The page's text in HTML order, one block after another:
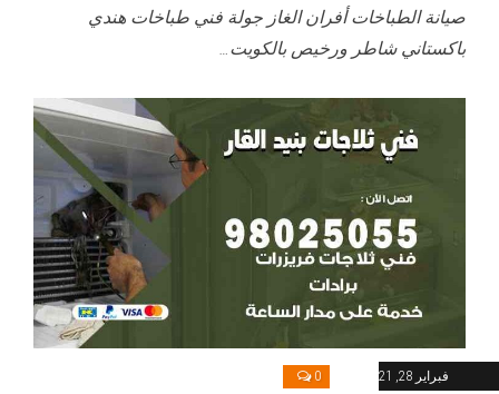
صيانة الطباخات أفران الغاز جولة فني طباخات هندي
باكستاني شاطر ورخيص بالكويت…
فبراير 28, 2021 0